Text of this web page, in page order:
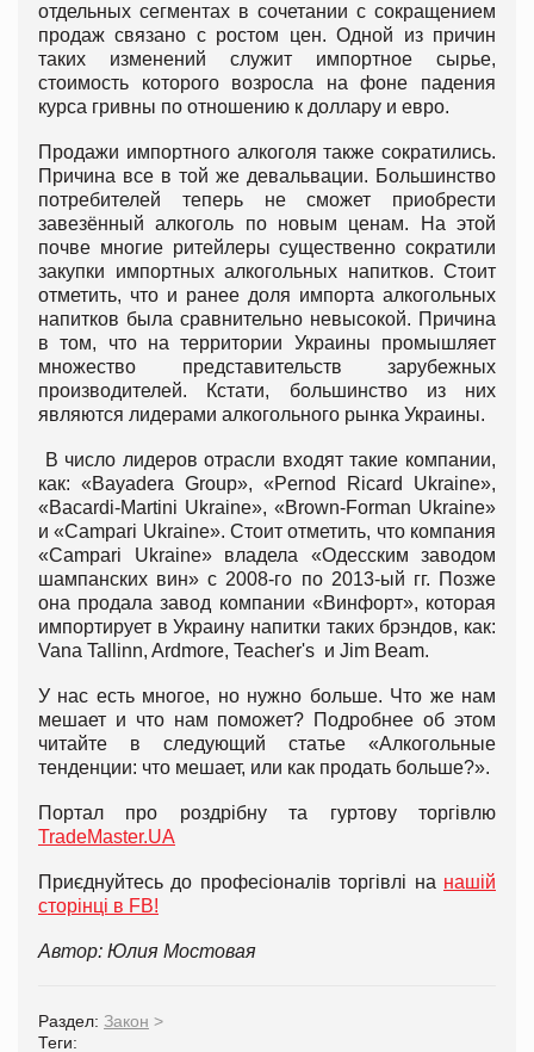
отдельных сегментах в сочетании с сокращением
продаж связано с ростом цен. Одной из причин
таких изменений служит импортное сырье,
стоимость которого возросла на фоне падения
курса гривны по отношению к доллару и евро.
Продажи импортного алкоголя также сократились.
Причина все в той же девальвации. Большинство
потребителей теперь не сможет приобрести
завезённый алкоголь по новым ценам. На этой
почве многие ритейлеры существенно сократили
закупки импортных алкогольных напитков. Стоит
отметить, что и ранее доля импорта алкогольных
напитков была сравнительно невысокой. Причина
в том, что на территории Украины промышляет
множество представительств зарубежных
производителей. Кстати, большинство из них
являются лидерами алкогольного рынка Украины.
В число лидеров отрасли входят такие компании,
как: «Bayadera Group», «Pernod Ricard Ukraine»,
«Bacardi-Martini Ukraine», «Brown-Forman Ukraine»
и «Campari Ukraine». Стоит отметить, что компания
«Campari Ukraine» владела «Одесским заводом
шампанских вин» с 2008-го по 2013-ый гг. Позже
она продала завод компании «Винфорт», которая
импортирует в Украину напитки таких брэндов, как:
Vana Tallinn, Ardmore, Teacher's и Jim Beam.
У нас есть многое, но нужно больше. Что же нам
мешает и что нам поможет? Подробнее об этом
читайте в следующий статье «Алкогольные
тенденции: что мешает, или как продать больше?».
Портал про роздрібну та гуртову торгівлю
TradeMaster.UA
Приєднуйтесь до професіоналів торгівлі на нашій
сторінці в FB!
Автор: Юлия Мостовая
Раздел: Закон >
Теги: